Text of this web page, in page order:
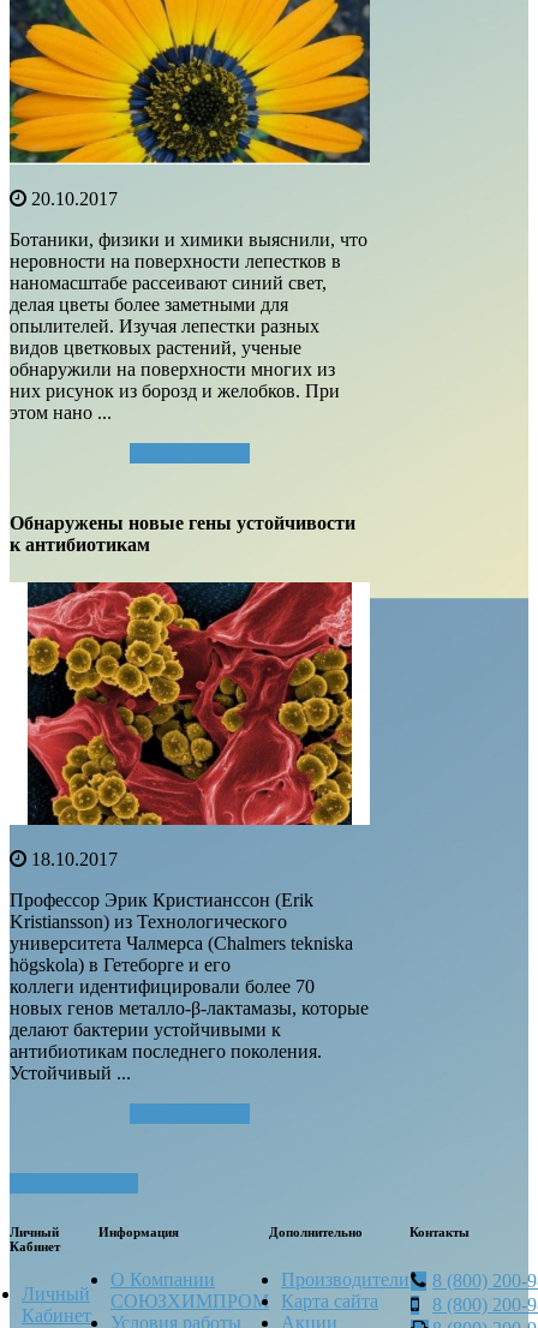
20.10.2017
Ботаники, физики и химики выяснили, что
неровности на поверхности лепестков в
наномасштабе рассеивают синий свет,
делая цветы более заметными для
опылителей. Изучая лепестки разных
видов цветковых растений, ученые
обнаружили на поверхности многих из
них рисунок из борозд и желобков. При
этом нано ...
Обнаружены новые гены устойчивости
к антибиотикам
18.10.2017
Профессор Эрик Кристианссон (Erik
Kristiansson) из Технологического
университета Чалмерса (Chalmers tekniska
högskola) в Гетеборге и его
коллеги идентифицировали более 70
новых генов металло-β-лактамазы, которые
делают бактерии устойчивыми к
антибиотикам последнего поколения.
Устойчивый ...
Личный
Кабинет
Личный
Кабинет
Информация
О Компании
СОЮЗХИМПРОМ
Условия работы
Дополнительно
Производители
Карта сайта
Акции
Контакты
8 (800) 200-
8 (800) 200-